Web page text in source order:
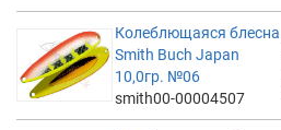
Колеблющаяся блесна
Smith Buch Japan
10,0гр. №06
smith00-00004507